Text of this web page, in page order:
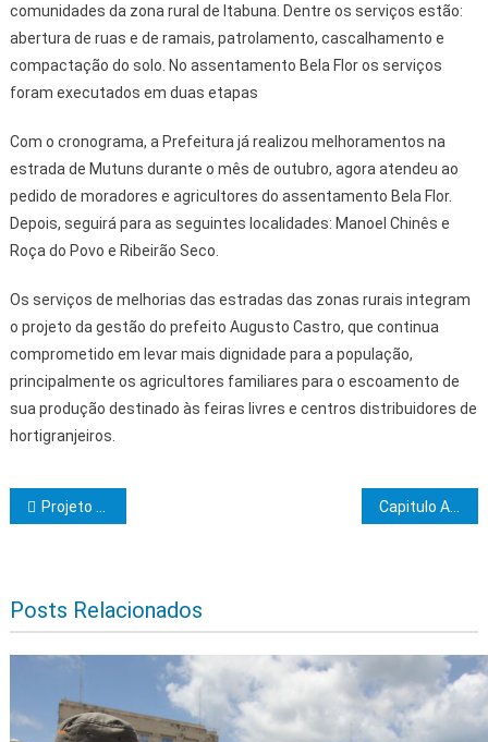
comunidades da zona rural de Itabuna. Dentre os serviços estão:
abertura de ruas e de ramais, patrolamento, cascalhamento e
compactação do solo. No assentamento Bela Flor os serviços
foram executados em duas etapas
Com o cronograma, a Prefeitura já realizou melhoramentos na
estrada de Mutuns durante o mês de outubro, agora atendeu ao
pedido de moradores e agricultores do assentamento Bela Flor.
Depois, seguirá para as seguintes localidades: Manoel Chinês e
Roça do Povo e Ribeirão Seco.
Os serviços de melhorias das estradas das zonas rurais integram
o projeto da gestão do prefeito Augusto Castro, que continua
comprometido em levar mais dignidade para a população,
principalmente os agricultores familiares para o escoamento de
sua produção destinado às feiras livres e centros distribuidores de
hortigranjeiros.
Navegação de Post
Projeto Quilombo Legal entrega documento de regularização ambiental para comunidade Jatimane do Baixo Sul Capitulo Arca dos Construtores realiza sessão magna de concessão de graus
Posts Relacionados